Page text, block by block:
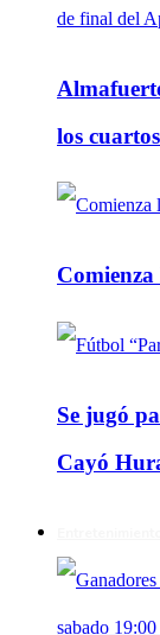
los
Se jugó
Cayó